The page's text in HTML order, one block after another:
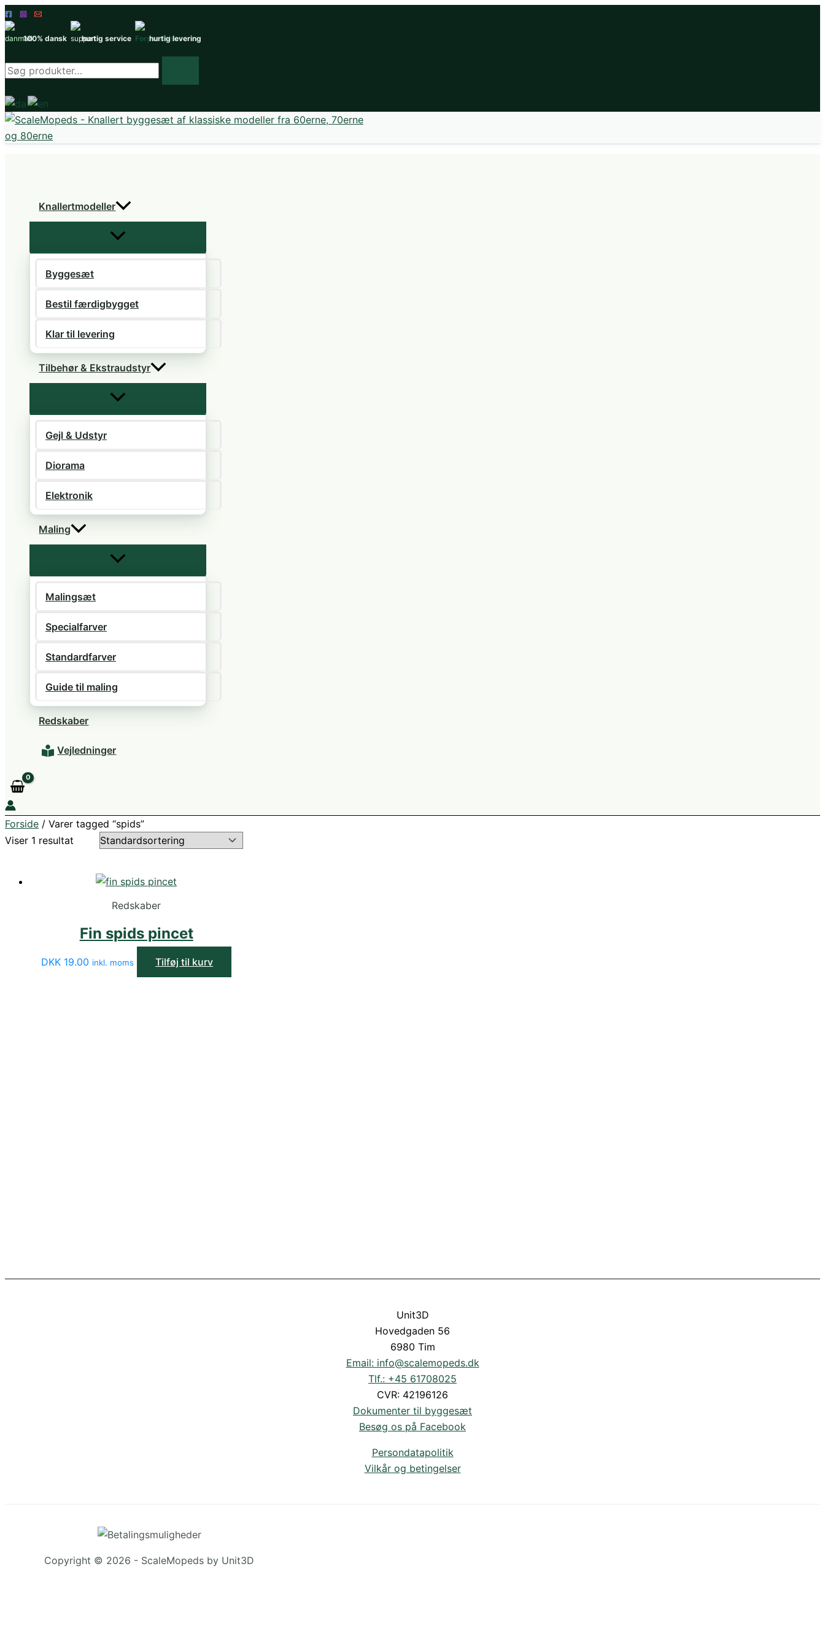
Gå
til
indholdet
100% dansk hurtig service hurtig levering
Søg
efter
produkter
Knallertmodeller
Byggesæt
Bestil færdigbygget
Klar til levering
Tilbehør & Ekstraudstyr
Gejl & Udstyr
Diorama
Elektronik
Maling
Malingsæt
Specialfarver
Standardfarver
Guide til maling
Redskaber
Vejledninger
Forside / Varer tagged “spids”
Viser 1 resultat
Redskaber
Fin spids pincet
DKK 19.00 inkl. moms Tilføj til kurv
Unit3D
Hovedgaden 56
6980 Tim
Email: info@scalemopeds.dk
Tlf.: +45 61708025
CVR: 42196126
Dokumenter til byggesæt
Besøg os på Facebook
Persondatapolitik
Vilkår og betingelser
Copyright © 2026 - ScaleMopeds by Unit3D